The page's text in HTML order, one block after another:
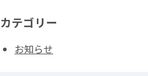
カテゴリー
お知らせ